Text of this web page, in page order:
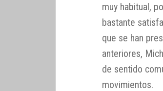
muy habitual,
bastante
que se han
anteriores,
de sentido
movimientos.